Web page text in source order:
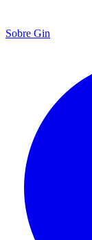
Sobre Gin